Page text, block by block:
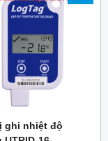
ghi nhiệt độ